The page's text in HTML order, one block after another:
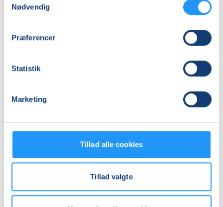
Nødvendig
Præferencer
Statistik
Marketing
Tillad alle cookies
Tillad valgte
Adresse
Jyll
Praktiske oplysninger
Mødegange
Relaterede hold